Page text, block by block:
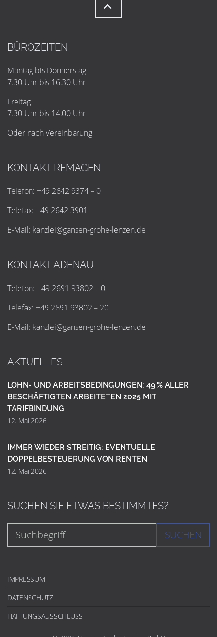
BÜROZEITEN
Montag bis Donnerstag
7.30 Uhr bis 16.30 Uhr
Freitag
7.30 Uhr bis 14.00 Uhr
Oder nach Vereinbarung.
KONTAKT REMAGEN
Telefon: +49 2642 9374 – 0
Telefax: +49 2642 3901
E-Mail: kanzlei@gansen-grohe-lenzen.de
KONTAKT ADENAU
Telefon: +49 2691 93802 – 0
Telefax: +49 2691 93802 – 20
E-Mail: kanzlei@gansen-grohe-lenzen.de
AKTUELLES
LOHN- UND ARBEITSBEDINGUNGEN: 49 % ALLER
BESCHÄFTIGTEN ARBEITETEN 2025 MIT
TARIFBINDUNG
12. Mai 2026
IMMER WIEDER STREITIG: EVENTUELLE
DOPPELBESTEUERUNG VON RENTEN
12. Mai 2026
SUCHEN SIE ETWAS BESTIMMTES?
SUCHEN
IMPRESSUM
DATENSCHUTZ
HAFTUNGSAUSSCHLUSS